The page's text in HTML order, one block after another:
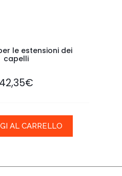
le estensioni dei
capelli
42,35€
AL CARRELLO